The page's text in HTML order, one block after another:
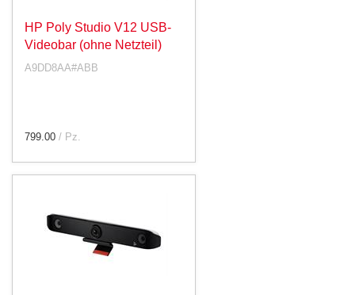
HP Poly Studio V12 USB-
Videobar (ohne Netzteil)
A9DD8AA#ABB
799.00 / Pz.